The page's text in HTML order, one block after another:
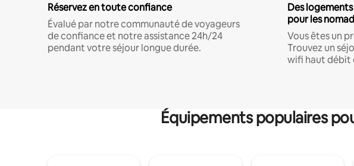
Réservez en toute confiance
Évalué par notre communauté de voyageurs
de confiance et notre assistance 24h/24
pendant votre séjour longue durée.
Des
pour les
Vous êtes un
Trouvez un
wifi haut débit
Équipements populaires